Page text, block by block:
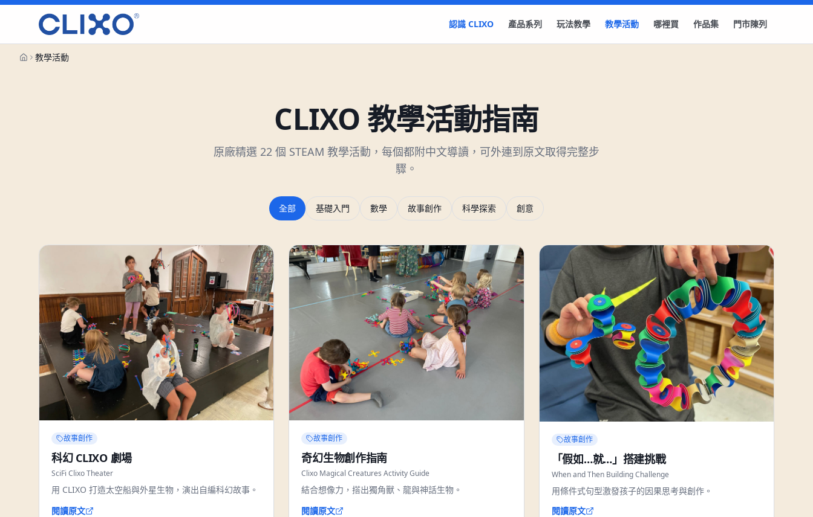
認識 CLIXO 產品系列 玩法教學 教學活動 哪裡買 作品集 門市陳列
教學活動
CLIXO 教學活動指南
原廠精選 22 個 STEAM 教學活動，每個都附中文導讀，可外連到原文取得完整步
驟。
全部 基礎入門 數學 故事創作 科學探索 創意
故事創作
科幻 CLIXO 劇場
SciFi Clixo Theater
用 CLIXO 打造太空船與外星生物，演出自編科幻故事。
閱讀原文
故事創作
奇幻生物創作指南
Clixo Magical Creatures Activity Guide
結合想像力，搭出獨角獸、龍與神話生物。
閱讀原文
故事創作
「假如…就…」搭建挑戰
When and Then Building Challenge
用條件式句型激發孩子的因果思考與創作。
閱讀原文